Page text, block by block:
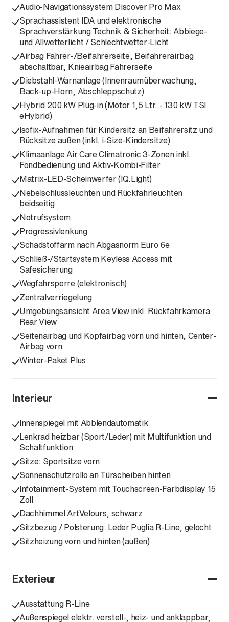
Audio-Navigationssystem Discover Pro Max
Sprachassistent IDA und elektronische
Sprachverstärkung Technik & Sicherheit: Abbiege-
und Allwetterlicht / Schlechtwetter-Licht
Airbag Fahrer-/Beifahrerseite, Beifahrerairbag
abschaltbar, Knieairbag Fahrerseite
Diebstahl-Warnanlage (Innenraumüberwachung,
Back-up-Horn, Abschleppschutz)
Hybrid 200 kW Plug-in (Motor 1,5 Ltr. - 130 kW TSI
eHybrid)
Isofix-Aufnahmen für Kindersitz an Beifahrersitz und
Rücksitze außen (inkl. i-Size-Kindersitze)
Klimaanlage Air Care Climatronic 3-Zonen inkl.
Fondbedienung und Aktiv-Kombi-Filter
Matrix-LED-Scheinwerfer (IQ.Light)
Nebelschlussleuchten und Rückfahrleuchten
beidseitig
Notrufsystem
Progressivlenkung
Schadstoffarm nach Abgasnorm Euro 6e
Schließ-/Startsystem Keyless Access mit
Safesicherung
Wegfahrsperre (elektronisch)
Zentralverriegelung
Umgebungsansicht Area View inkl. Rückfahrkamera
Rear View
Seitenairbag und Kopfairbag vorn und hinten, Center-
Airbag vorn
Winter-Paket Plus
Interieur
Innenspiegel mit Abblendautomatik
Lenkrad heizbar (Sport/Leder) mit Multifunktion und
Schaltfunktion
Sitze: Sportsitze vorn
Sonnenschutzrollo an Türscheiben hinten
Infotainment-System mit Touchscreen-Farbdisplay 15
Zoll
Dachhimmel ArtVelours, schwarz
Sitzbezug / Polsterung: Leder Puglia R-Line, gelocht
Sitzheizung vorn und hinten (außen)
Exterieur
Ausstattung R-Line
Außenspiegel elektr. verstell-, heiz- und anklappbar,